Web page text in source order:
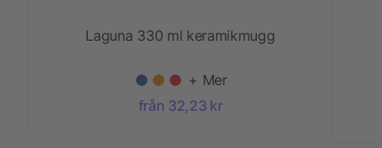
Laguna 330 ml keramikmugg
+ Mer
från 32,23 kr